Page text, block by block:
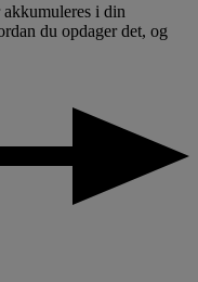
i din
du opdager det, og